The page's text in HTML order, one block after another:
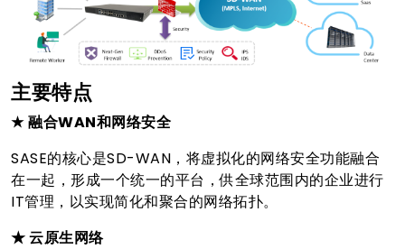
主要特点
★融合WAN和网络安全
SASE的核心是SD-WAN，将虚拟化的网络安全功能融合
在一起，形成一个统一的平台，供全球范围内的企业进行
IT管理，以实现简化和聚合的网络拓扑。
★云原生网络